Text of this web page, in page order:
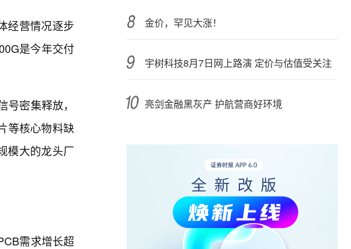
经营情况逐步
是今年交付
密集释放，
等核心物料缺
模大的龙头厂
需求增长超
金价，罕见大涨！
宇树科技8月7日网上路演 定价与估值受关注
亮剑金融黑灰产 护航营商好环境